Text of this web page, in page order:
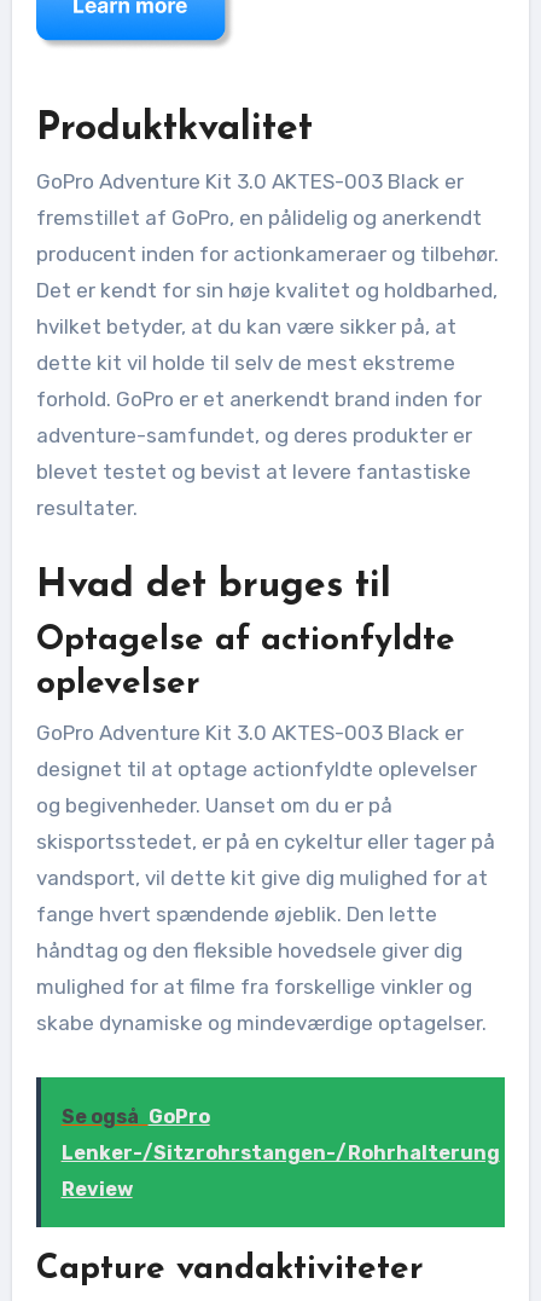
Produktkvalitet
GoPro Adventure Kit 3.0 AKTES-003 Black er
fremstillet af GoPro, en pålidelig og anerkendt
producent inden for actionkameraer og tilbehør.
Det er kendt for sin høje kvalitet og holdbarhed,
hvilket betyder, at du kan være sikker på, at
dette kit vil holde til selv de mest ekstreme
forhold. GoPro er et anerkendt brand inden for
adventure-samfundet, og deres produkter er
blevet testet og bevist at levere fantastiske
resultater.
Hvad det bruges til
Optagelse af actionfyldte
oplevelser
GoPro Adventure Kit 3.0 AKTES-003 Black er
designet til at optage actionfyldte oplevelser
og begivenheder. Uanset om du er på
skisportsstedet, er på en cykeltur eller tager på
vandsport, vil dette kit give dig mulighed for at
fange hvert spændende øjeblik. Den lette
håndtag og den fleksible hovedsele giver dig
mulighed for at filme fra forskellige vinkler og
skabe dynamiske og mindeværdige optagelser.
Se også GoPro
Lenker-/Sitzrohrstangen-/Rohrhalterung
Review
Capture vandaktiviteter